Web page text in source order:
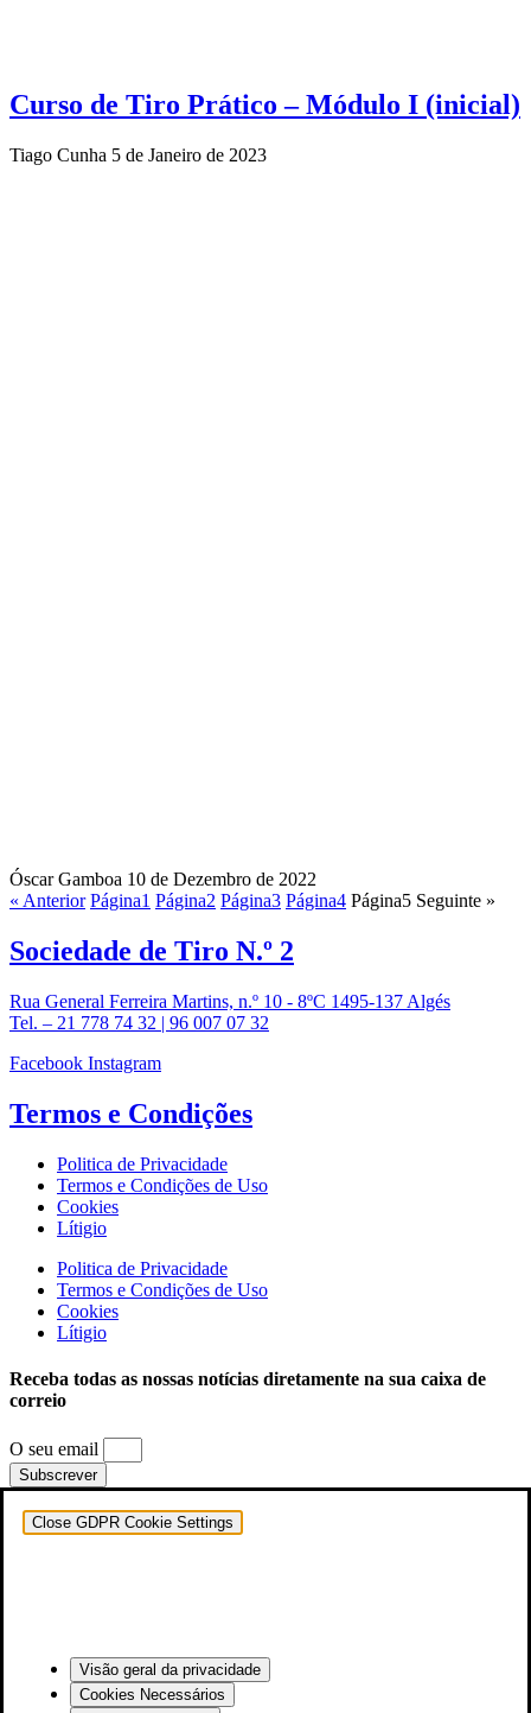
Curso de Tiro Prático – Módulo I (inicial)
Tiago Cunha 5 de Janeiro de 2023
Óscar Gamboa 10 de Dezembro de 2022
« Anterior Página1 Página2 Página3 Página4 Página5 Seguinte »
Sociedade de Tiro N.º 2
Rua General Ferreira Martins, n.º 10 - 8ºC 1495-137 Algés
Tel. – 21 778 74 32 | 96 007 07 32
Facebook Instagram
Termos e Condições
Politica de Privacidade
Termos e Condições de Uso
Cookies
Lítigio
Politica de Privacidade
Termos e Condições de Uso
Cookies
Lítigio
Receba todas as nossas notícias diretamente na sua caixa de
correio
O seu email
Subscrever
Close GDPR Cookie Settings
Visão geral da privacidade
Cookies Necessários